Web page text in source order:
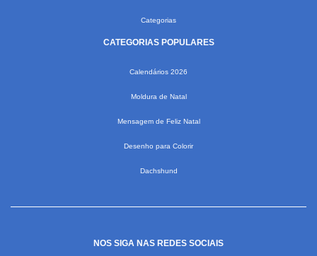
Categorias
CATEGORIAS POPULARES
Calendários 2026
Moldura de Natal
Mensagem de Feliz Natal
Desenho para Colorir
Dachshund
NOS SIGA NAS REDES SOCIAIS